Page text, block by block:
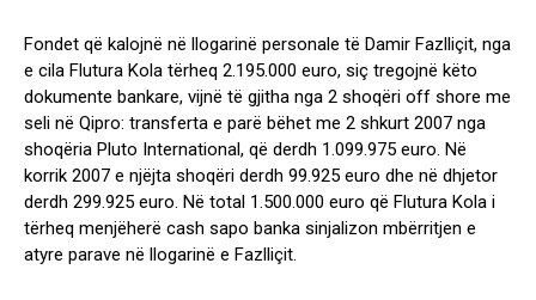
Fondet që kalojnë në llogarinë personale të Damir Fazlliçit, nga
e cila Flutura Kola tërheq 2.195.000 euro, siç tregojnë këto
dokumente bankare, vijnë të gjitha nga 2 shoqëri off shore me
seli në Qipro: transferta e parë bëhet me 2 shkurt 2007 nga
shoqëria Pluto International, që derdh 1.099.975 euro. Në
korrik 2007 e njëjta shoqëri derdh 99.925 euro dhe në dhjetor
derdh 299.925 euro. Në total 1.500.000 euro që Flutura Kola i
tërheq menjëherë cash sapo banka sinjalizon mbërritjen e
atyre parave në llogarinë e Fazlliçit.